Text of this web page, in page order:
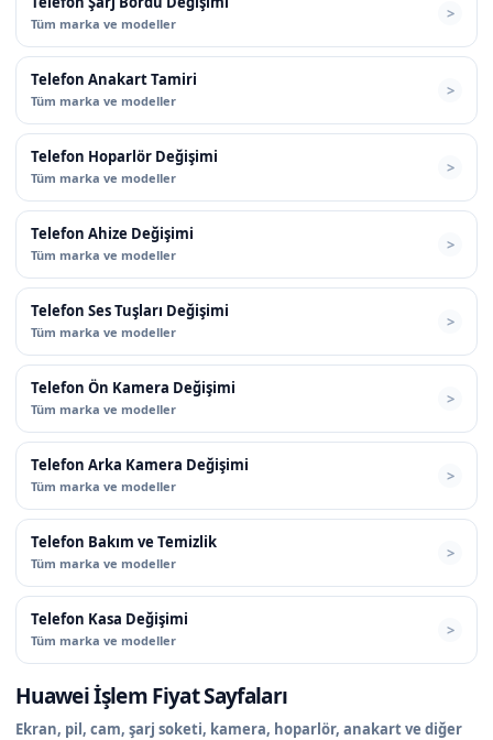
Tüm marka ve modeller
Telefon Anakart Tamiri
Tüm marka ve modeller
Telefon Hoparlör Değişimi
Tüm marka ve modeller
Telefon Ahize Değişimi
Tüm marka ve modeller
Telefon Ses Tuşları Değişimi
Tüm marka ve modeller
Telefon Ön Kamera Değişimi
Tüm marka ve modeller
Telefon Arka Kamera Değişimi
Tüm marka ve modeller
Telefon Bakım ve Temizlik
Tüm marka ve modeller
Telefon Kasa Değişimi
Tüm marka ve modeller
Huawei İşlem Fiyat Sayfaları
Ekran, pil, cam, şarj soketi, kamera, hoparlör, anakart ve diğer